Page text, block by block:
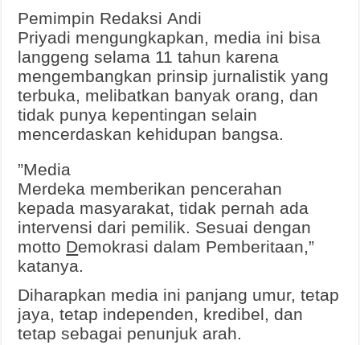
Pemimpin Redaksi Andi
Priyadi mengungkapkan, media ini bisa
langgeng selama 11 tahun karena
mengembangkan prinsip jurnalistik yang
terbuka, melibatkan banyak orang, dan
tidak punya kepentingan selain
mencerdaskan kehidupan bangsa.
”Media
Merdeka memberikan pencerahan
kepada masyarakat, tidak pernah ada
intervensi dari pemilik. Sesuai dengan
motto Demokrasi dalam Pemberitaan,”
katanya.
Diharapkan media ini panjang umur, tetap
jaya, tetap independen, kredibel, dan
tetap sebagai penunjuk arah.